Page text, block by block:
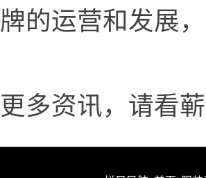
牌的运营和发展
更多资讯，请看